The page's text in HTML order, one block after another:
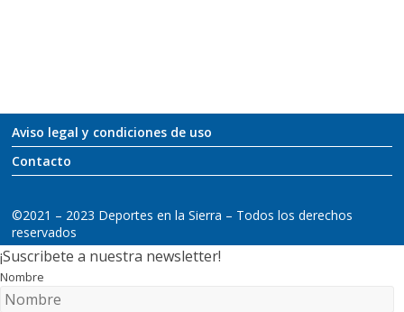
Aviso legal y condiciones de uso
Contacto
©2021 – 2023 Deportes en la Sierra – Todos los derechos
reservados
¡Suscribete a nuestra newsletter!
Nombre